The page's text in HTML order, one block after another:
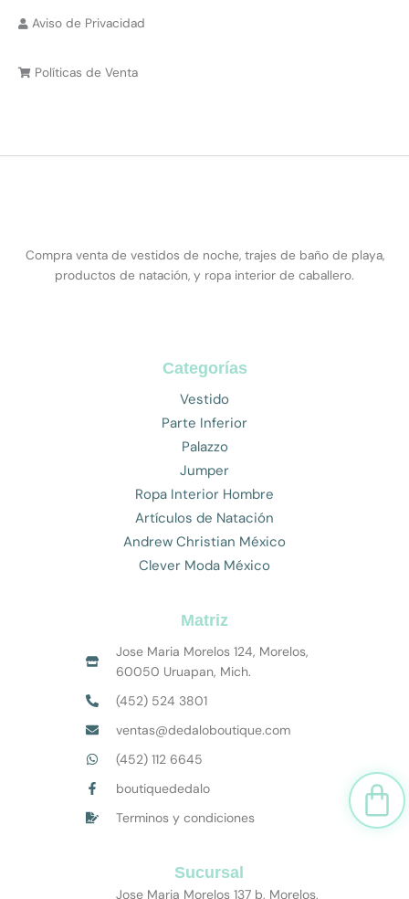
Aviso de Privacidad
Políticas de Venta
Compra venta de vestidos de noche, trajes de baño de playa,
productos de natación, y ropa interior de caballero.
Categorías
Vestido
Parte Inferior
Palazzo
Jumper
Ropa Interior Hombre
Artículos de Natación
Andrew Christian México
Clever Moda México
Matriz
Jose Maria Morelos 124, Morelos,
60050 Uruapan, Mich.
(452) 524 3801
ventas@dedaloboutique.com
(452) 112 6645
boutiquededalo
Terminos y condiciones
Sucursal
Jose Maria Morelos 137 b, Morelos,